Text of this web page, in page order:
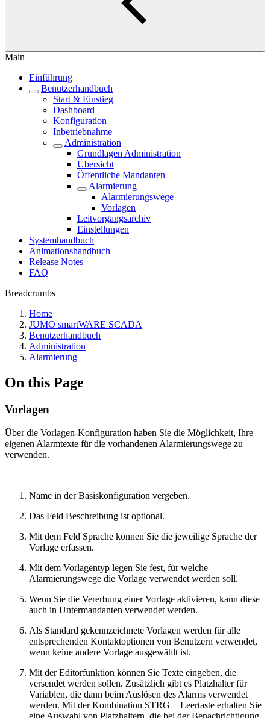
Main
Einführung
Benutzerhandbuch
Start & Einstieg
Dashboard
Konfiguration
Inbetriebnahme
Administration
Grundlagen Administration
Übersicht
Öffentliche Mandanten
Alarmierung
Alarmierungswege
Vorlagen
Leitvorgangsarchiv
Einstellungen
Systemhandbuch
Animationshandbuch
Release Notes
FAQ
Breadcrumbs
Home
JUMO smartWARE SCADA
Benutzerhandbuch
Administration
Alarmierung
On this Page
Vorlagen
Über die Vorlagen-Konfiguration haben Sie die Möglichkeit, Ihre
eigenen Alarmtexte für die vorhandenen Alarmierungswege zu
verwenden.
Name in der Basiskonfiguration vergeben.
Das Feld Beschreibung ist optional.
Mit dem Feld Sprache können Sie die jeweilige Sprache der
Vorlage erfassen.
Mit dem Vorlagentyp legen Sie fest, für welche
Alarmierungswege die Vorlage verwendet werden soll.
Wenn Sie die Vererbung einer Vorlage aktivieren, kann diese
auch in Untermandanten verwendet werden.
Als Standard gekennzeichnete Vorlagen werden für alle
entsprechenden Kontaktoptionen von Benutzern verwendet,
wenn keine andere Vorlage ausgewählt ist.
Mit der Editorfunktion können Sie Texte eingeben, die
versendet werden sollen. Zusätzlich gibt es Platzhalter für
Variablen, die dann beim Auslösen des Alarms verwendet
werden. Mit der Kombination STRG + Leertaste erhalten Sie
eine Auswahl von Platzhaltern, die bei der Benachrichtigung